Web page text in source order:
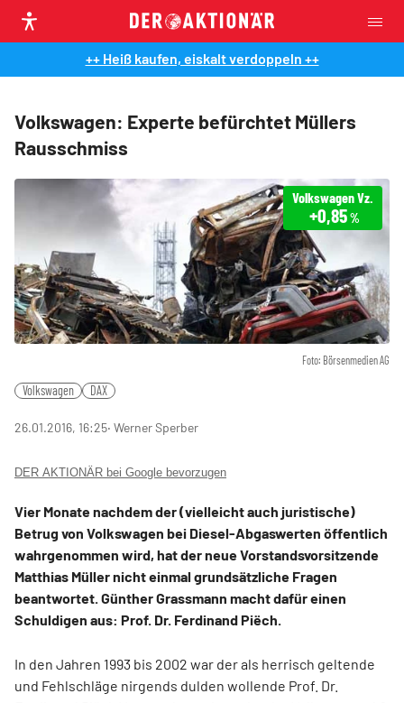
++ Heiß kaufen, eiskalt verdoppeln ++
Volkswagen: Experte befürchtet Müllers
Rausschmiss
Foto: Börsenmedien AG
Volkswagen Vz.
+0,85%
Volkswagen DAX
26.01.2016, 16:25‧ Werner Sperber
DER AKTIONÄR bei Google bevorzugen
Vier Monate nachdem der (vielleicht auch juristische)
Betrug von Volkswagen bei Diesel-Abgaswerten öffentlich
wahrgenommen wird, hat der neue Vorstandsvorsitzende
Matthias Müller nicht einmal grundsätzliche Fragen
beantwortet. Günther Grassmann macht dafür einen
Schuldigen aus: Prof. Dr. Ferdinand Piëch.
In den Jahren 1993 bis 2002 war der als herrisch geltende
und Fehlschläge nirgends dulden wollende Prof. Dr.